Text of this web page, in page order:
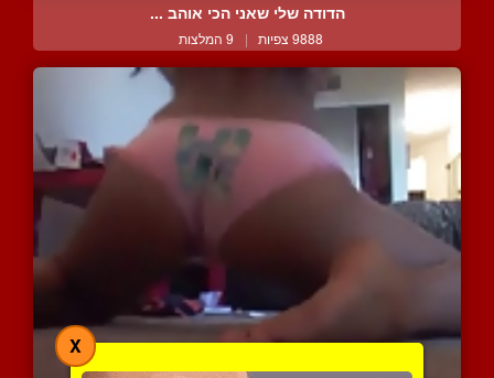
הדודה שלי שאני הכי אוהב ...
9888 צפיות | 9 המלצות
X